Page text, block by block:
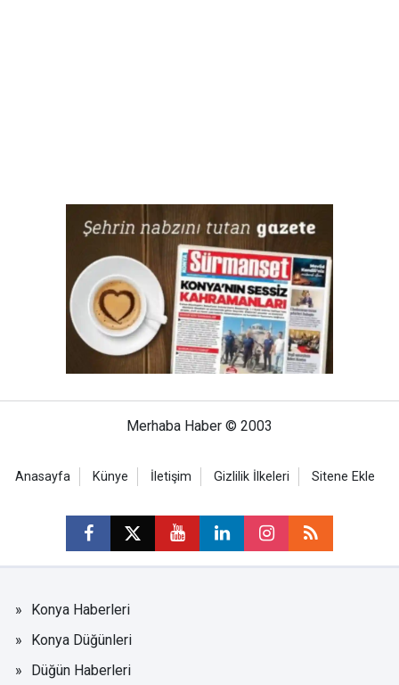
Merhaba Haber © 2003
Anasayfa Künye İletişim Gizlilik İlkeleri Sitene Ekle
Konya Haberleri
Konya Düğünleri
Düğün Haberleri